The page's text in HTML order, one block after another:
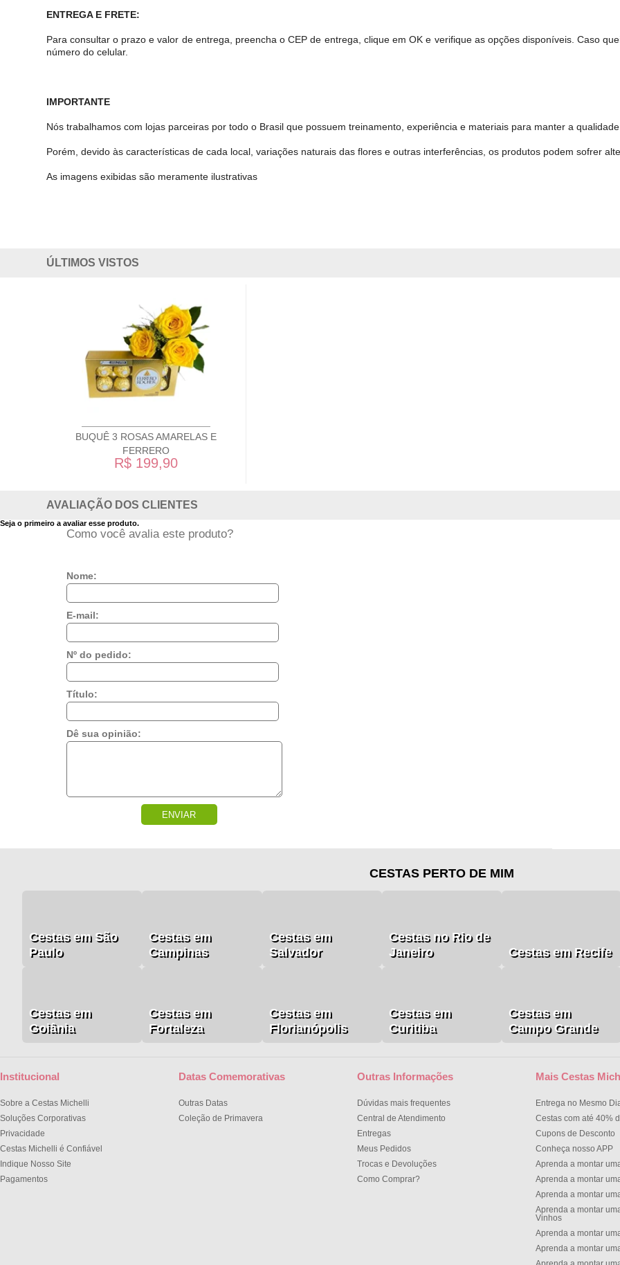
ENTREGA E FRETE:
Para consultar o prazo e valor de entrega, preencha o CEP de entrega, clique em OK e verifique as opções disponíveis. Caso
número do celular.
IMPORTANTE
Nós trabalhamos com lojas parceiras por todo o Brasil que possuem treinamento, experiência e materiais para manter a
Porém, devido às características de cada local, variações naturais das flores e outras interferências, os produtos podem sofrer
As imagens exibidas são meramente ilustrativas
ÚLTIMOS VISTOS
BUQUÊ 3 ROSAS AMARELAS E
FERRERO
R$ 199,90
AVALIAÇÃO DOS CLIENTES
Seja o primeiro a avaliar esse produto.
Como você avalia este produto?
Nome:
E-mail:
Nº do pedido:
Título:
Dê sua opinião:
ENVIAR
CESTAS PERTO DE MIM
Cestas em São
Paulo
Cestas em
Campinas
Cestas em
Salvador
Cestas no Rio de
Janeiro
Cestas em Recife
Cestas em
Goiânia
Cestas em
Fortaleza
Cestas em
Florianópolis
Cestas em
Curitiba
Cestas em
Campo Grande
Institucional
Sobre a Cestas Michelli
Soluções Corporativas
Privacidade
Cestas Michelli é Confiável
Indique Nosso Site
Pagamentos
Datas Comemorativas
Outras Datas
Coleção de Primavera
Outras Informações
Dúvidas mais frequentes
Central de Atendimento
Entregas
Meus Pedidos
Trocas e Devoluções
Como Comprar?
Mais Cestas
Entrega no Mesmo
Cestas com até 40%
Cupons de Desconto
Conheça nosso APP
Aprenda a montar
Aprenda a montar
Aprenda a montar
Aprenda a montar
Vinhos
Aprenda a montar
Aprenda a montar